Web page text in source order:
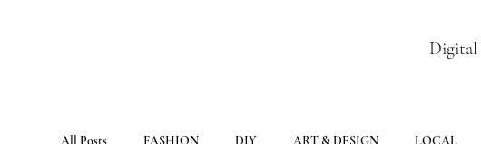
All Posts FASHION DIY ART & DESIGN LOCAL